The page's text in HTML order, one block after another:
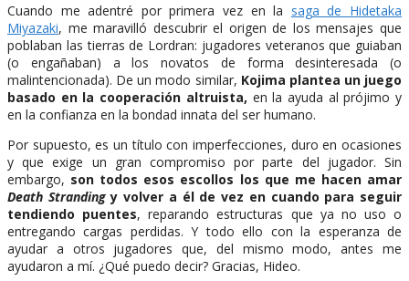
Cuando me adentré por primera vez en la saga de Hidetaka
Miyazaki, me maravilló descubrir el origen de los mensajes que
poblaban las tierras de Lordran: jugadores veteranos que guiaban
(o engañaban) a los novatos de forma desinteresada (o
malintencionada). De un modo similar, Kojima plantea un juego
basado en la cooperación altruista, en la ayuda al prójimo y
en la confianza en la bondad innata del ser humano.
Por supuesto, es un título con imperfecciones, duro en ocasiones
y que exige un gran compromiso por parte del jugador. Sin
embargo, son todos esos escollos los que me hacen amar
Death Strandingy volver a él de vez en cuando para seguir
tendiendo puentes, reparando estructuras que ya no uso o
entregando cargas perdidas. Y todo ello con la esperanza de
ayudar a otros jugadores que, del mismo modo, antes me
ayudaron a mí. ¿Qué puedo decir? Gracias, Hideo.